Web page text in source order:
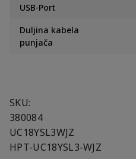
USB-Port
Duljina kabela
punjača
SKU:
380084
UC18YSL3WJZ
HPT-UC18YSL3-WJZ